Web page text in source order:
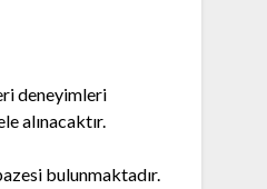
deneyimleri
alınacaktır.
bulunmaktadır.